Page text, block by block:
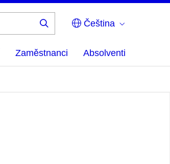
Čeština
Zaměstnanci Absolventi